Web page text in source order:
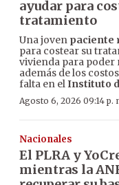
ayudar para
tratamiento
Una joven paciente
para costear su
vivienda para poder
además de los
falta en elInstituto
Agosto 6, 2026 09:14 p.
Nacionales
El PLRA y
mientras la